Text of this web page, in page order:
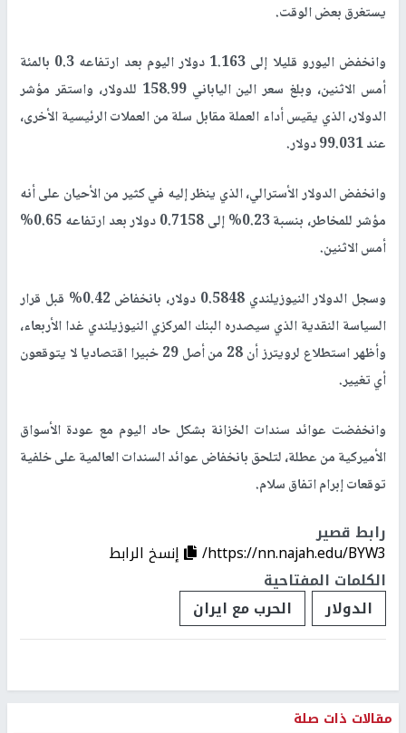
يستغرق بعض الوقت.
وانخفض اليورو قليلا إلى 1.163 دولار اليوم بعد ارتفاعه 0.3 بالمئة
أمس الاثنين، وبلغ سعر الين الياباني 158.99 للدولار، واستقر مؤشر
الدولار، الذي يقيس أداء العملة مقابل سلة من العملات الرئيسية الأخرى،
عند 99.031 دولار.
وانخفض الدولار الأسترالي، الذي ينظر إليه في كثير من الأحيان على أنه
مؤشر للمخاطر، بنسبة 0.23% إلى 0.7158 دولار بعد ارتفاعه 0.65%
أمس الاثنين.
وسجل الدولار النيوزيلندي 0.5848 دولار، بانخفاض 0.42% قبل قرار
السياسة النقدية الذي سيصدره البنك المركزي النيوزيلندي غدا الأربعاء،
وأظهر استطلاع لرويترز أن 28 من أصل 29 خبيرا اقتصاديا لا يتوقعون
أي تغيير.
وانخفضت عوائد سندات الخزانة بشكل حاد اليوم مع عودة الأسواق
الأميركية من عطلة، لتلحق بانخفاض عوائد السندات العالمية على خلفية
توقعات إبرام اتفاق سلام.
رابط قصير
https://nn.najah.edu/BYW3/
إنسخ الرابط
الكلمات المفتاحية
الدولار
الحرب مع ايران
مقالات ذات صلة